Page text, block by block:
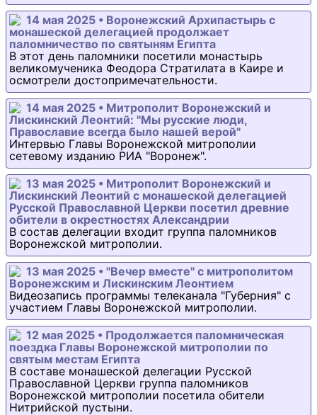
14 мая 2025 • Воронежский Архипастырь с
монашеской делегацией продолжает
паломничество по святыням Египта
В этот день паломники посетили монастырь
великомученика Феодора Стратилата в Каире и
осмотрели достопримечательности.
14 мая 2025 • Митрополит Воронежский и
Лискинский Леонтий: "Мы русские люди,
Православие всегда было нашей верой"
Интервью Главы Воронежской митрополии
сетевому изданию РИА "Воронеж".
13 мая 2025 • Митрополит Воронежский и
Лискинский Леонтий с монашеской делегацией
Русской Православной Церкви посетил древние
обители в окрестностях Александрии
В состав делегации входит группа паломников
Воронежской митрополии.
13 мая 2025 • "Вечер вместе" с митрополитом
Воронежским и Лискинским Леонтием
Видеозапись программы телеканала "Губерния" с
участием Главы Воронежской митрополии.
12 мая 2025 • Продолжается паломническая
поездка Главы Воронежской митрополии по
святым местам Египта
В составе монашеской делегации Русской
Православной Церкви группа паломников
Воронежской митрополии посетила обители
Нитрийской пустыни.